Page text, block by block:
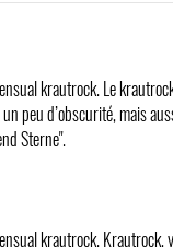
krautrock. Le
peu d’obscurité, mais
Sterne".
krautrock.